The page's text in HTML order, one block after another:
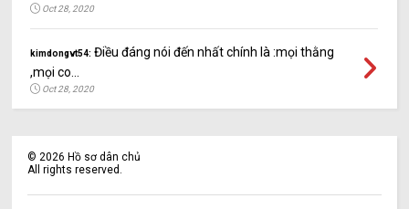
Oct 28, 2020
kimdongvt54: Điều đáng nói đến nhất chính là :mọi thằng
,mọi co...
Oct 28, 2020
©2026 Hồ sơ dân chủ
All rights reserved.